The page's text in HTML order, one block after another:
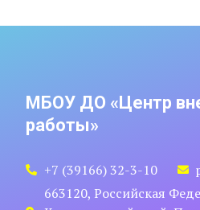
МБОУ ДО «Центр
работы»
+7 (39166) 32-3-10
663120, Российская